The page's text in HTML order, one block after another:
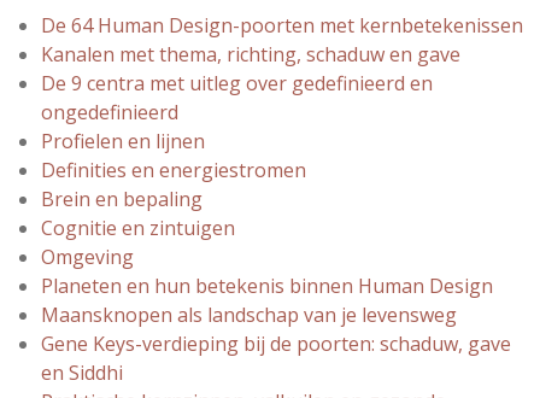
De 64 Human Design-poorten met kernbetekenissen
Kanalen met thema, richting, schaduw en gave
De 9 centra met uitleg over gedefinieerd en
ongedefinieerd
Profielen en lijnen
Definities en energiestromen
Brein en bepaling
Cognitie en zintuigen
Omgeving
Planeten en hun betekenis binnen Human Design
Maansknopen als landschap van je levensweg
Gene Keys-verdieping bij de poorten: schaduw, gave
en Siddhi